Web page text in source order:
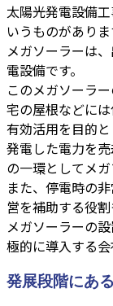
太陽光発電設備
いうものがありま
メガソーラーは
電設備です。
このメガソーラ
宅の屋根などに
有効活用を目的と
発電した電力を
の一環としてメ
また、停電時の
営を補助する役割
メガソーラーの
極的に導入する会
発展段階にあ